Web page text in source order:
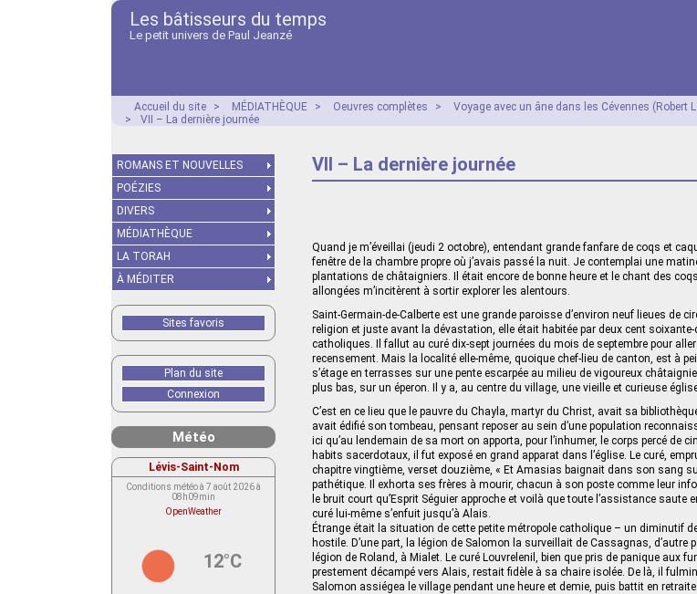
Les bâtisseurs du temps
Le petit univers de Paul Jeanzé
Accueil du site > MÉDIATHÈQUE > Oeuvres complètes >
Voyage avec un âne dans les Cévennes (Robert
>
VII – La dernière journée
VII – La dernière journée
Quand je m’éveillai (jeudi 2 octobre), entendant grande fanfare de coqs et
fenêtre de la chambre propre où j’avais passé la nuit. Je contemplai une
plantations de châtaigniers. Il était encore de bonne heure et le chant des
allongées m’incitèrent à sortir explorer les alentours.
Saint-Germain-de-Calberte est une grande paroisse d’environ neuf lieues de
religion et juste avant la dévastation, elle était habitée par deux cent
catholiques. Il fallut au curé dix-sept journées du mois de septembre pour
recensement. Mais la localité elle-même, quoique chef-lieu de canton, est à
s’étage en terrasses sur une pente escarpée au milieu de vigoureux
plus bas, sur un éperon. Il y a, au centre du village, une vieille et curieuse
C’est en ce lieu que le pauvre du Chayla, martyr du Christ, avait sa
avait édifié son tombeau, pensant reposer au sein d’une population
ici qu’au lendemain de sa mort on apporta, pour l’inhumer, le corps percé de
habits sacerdotaux, il fut exposé en grand apparat dans l’église. Le curé,
chapitre vingtième, verset douzième, « Et Amasias baignait dans son sang
pathétique. Il exhorta ses frères à mourir, chacun à son poste comme leur
le bruit court qu’Esprit Séguier approche et voilà que toute l’assistance saute
curé lui-même s’enfuit jusqu’à Alais.
Étrange était la situation de cette petite métropole catholique – un diminutif
hostile. D’une part, la légion de Salomon la surveillait de Cassagnas, d’autre
légion de Roland, à Mialet. Le curé Louvrelenil, bien que pris de panique aux
prestement décampé vers Alais, restait fidèle à sa chaire isolée. De là, il
Salomon assiégea le village pendant une heure et demie, puis battit en
ROMANS ET NOUVELLES
POÉZIES
DIVERS
MÉDIATHÈQUE
LA TORAH
À MÉDITER
Sites favoris
Plan du site
Connexion
Météo
Lévis-Saint-Nom
Conditions météo à 7 août 2026 à
08h09min
OpenWeather
12°C